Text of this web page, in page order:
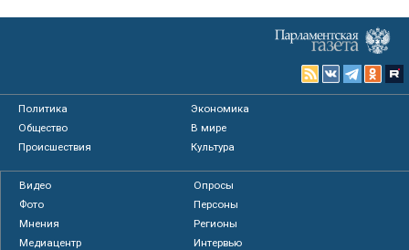
Политика
Экономика
Общество
В мире
Происшествия
Культура
Видео
Опросы
Фото
Персоны
Мнения
Регионы
Медиацентр
Интервью